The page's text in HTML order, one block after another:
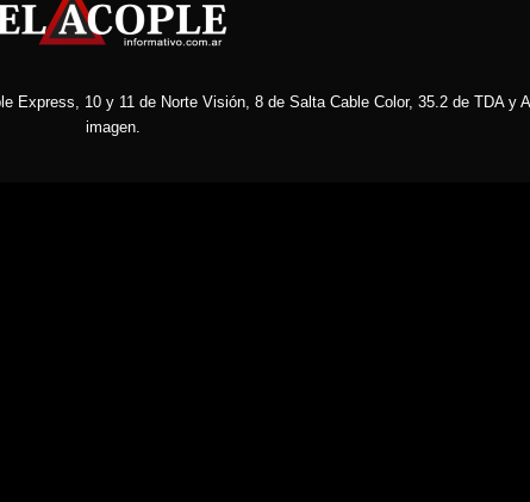
Express, 10 y 11 de Norte Visión, 8 de Salta Cable Color, 35.2 de TDA y
imagen.